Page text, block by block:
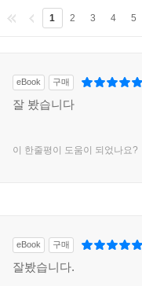
1 2 3 4 5
eBook 구매
잘 봤습니다
이 한줄평이 도움이 되었나요?
eBook 구매
잘봤습니다.